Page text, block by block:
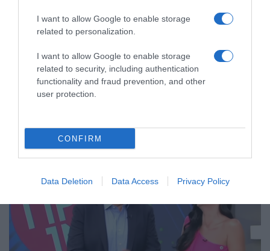
I want to allow Google to enable storage
related to personalization.
I want to allow Google to enable storage
related to security, including authentication
functionality and fraud prevention, and other
user protection.
CONFIRM
Data Deletion Data Access Privacy Policy
LIFESTYLE
Μαρία Κορινθίου: «Λιώνει» για τον νέο της
σύντροφο – Η ρομαντική του ανάρτηση για
εκείνη
Η ηθοποιός διανύει μια από τις πιο όμορφες